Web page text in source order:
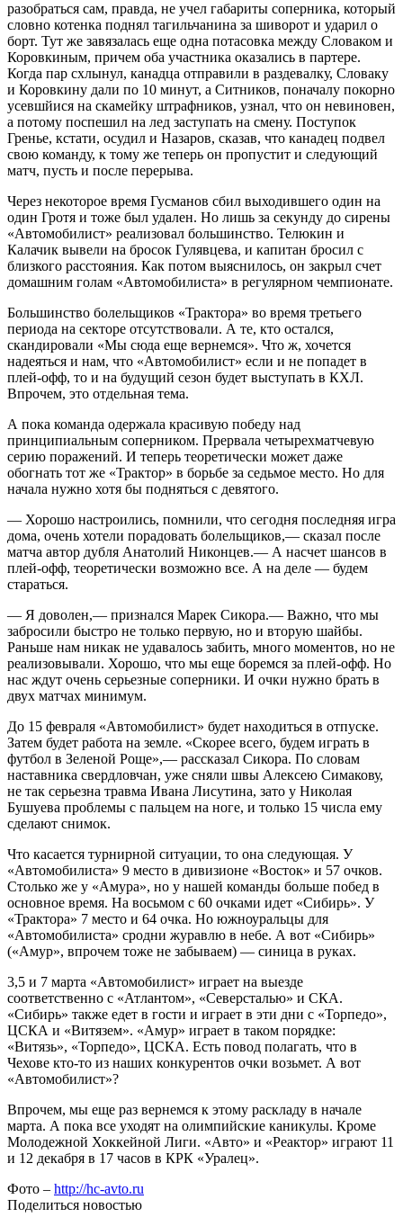
разобраться сам, правда, не учел габариты соперника, который
словно котенка поднял тагильчанина за шиворот и ударил о
борт. Тут же завязалась еще одна потасовка между Словаком и
Коровкиным, причем оба участника оказались в партере.
Когда пар схлынул, канадца отправили в раздевалку, Словаку
и Коровкину дали по 10 минут, а Ситников, поначалу покорно
усевшйися на скамейку штрафников, узнал, что он невиновен,
а потому поспешил на лед заступать на смену. Поступок
Гренье, кстати, осудил и Назаров, сказав, что канадец подвел
свою команду, к тому же теперь он пропустит и следующий
матч, пусть и после перерыва.
Через некоторое время Гусманов сбил выходившего один на
один Гротя и тоже был удален. Но лишь за секунду до сирены
«Автомобилист» реализовал большинство. Телюкин и
Калачик вывели на бросок Гулявцева, и капитан бросил с
близкого расстояния. Как потом выяснилось, он закрыл счет
домашним голам «Автомобилиста» в регулярном чемпионате.
Большинство болельщиков «Трактора» во время третьего
периода на секторе отсутствовали. А те, кто остался,
скандировали «Мы сюда еще вернемся». Что ж, хочется
надеяться и нам, что «Автомобилист» если и не попадет в
плей-офф, то и на будущий сезон будет выступать в КХЛ.
Впрочем, это отдельная тема.
А пока команда одержала красивую победу над
принципиальным соперником. Прервала четырехматчевую
серию поражений. И теперь теоретически может даже
обогнать тот же «Трактор» в борьбе за седьмое место. Но для
начала нужно хотя бы подняться с девятого.
— Хорошо настроились, помнили, что сегодня последняя игра
дома, очень хотели порадовать болельщиков,— сказал после
матча автор дубля Анатолий Никонцев.— А насчет шансов в
плей-офф, теоретически возможно все. А на деле — будем
стараться.
— Я доволен,— признался Марек Сикора.— Важно, что мы
забросили быстро не только первую, но и вторую шайбы.
Раньше нам никак не удавалось забить, много моментов, но не
реализовывали. Хорошо, что мы еще боремся за плей-офф. Но
нас ждут очень серьезные соперники. И очки нужно брать в
двух матчах минимум.
До 15 февраля «Автомобилист» будет находиться в отпуске.
Затем будет работа на земле. «Скорее всего, будем играть в
футбол в Зеленой Роще»,— рассказал Сикора. По словам
наставника свердловчан, уже сняли швы Алексею Симакову,
не так серьезна травма Ивана Лисутина, зато у Николая
Бушуева проблемы с пальцем на ноге, и только 15 числа ему
сделают снимок.
Что касается турнирной ситуации, то она следующая. У
«Автомобилиста» 9 место в дивизионе «Восток» и 57 очков.
Столько же у «Амура», но у нашей команды больше побед в
основное время. На восьмом с 60 очками идет «Сибирь». У
«Трактора» 7 место и 64 очка. Но южноуральцы для
«Автомобилиста» сродни журавлю в небе. А вот «Сибирь»
(«Амур», впрочем тоже не забываем) — синица в руках.
3,5 и 7 марта «Автомобилист» играет на выезде
соответственно с «Атлантом», «Северсталью» и СКА.
«Сибирь» также едет в гости и играет в эти дни с «Торпедо»,
ЦСКА и «Витязем». «Амур» играет в таком порядке:
«Витязь», «Торпедо», ЦСКА. Есть повод полагать, что в
Чехове кто-то из наших конкурентов очки возьмет. А вот
«Автомобилист»?
Впрочем, мы еще раз вернемся к этому раскладу в начале
марта. А пока все уходят на олимпийские каникулы. Кроме
Молодежной Хоккейной Лиги. «Авто» и «Реактор» играют 11
и 12 декабря в 17 часов в КРК «Уралец».
Фото – http://hc-avto.ru
Поделиться новостью